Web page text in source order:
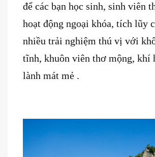
để các bạn học sinh, sinh viên
hoạt động ngoại khóa, tích lũy
nhiều trải nghiệm thú vị với
tĩnh, khuôn viên thơ mộng, khí
lành mát mẻ .